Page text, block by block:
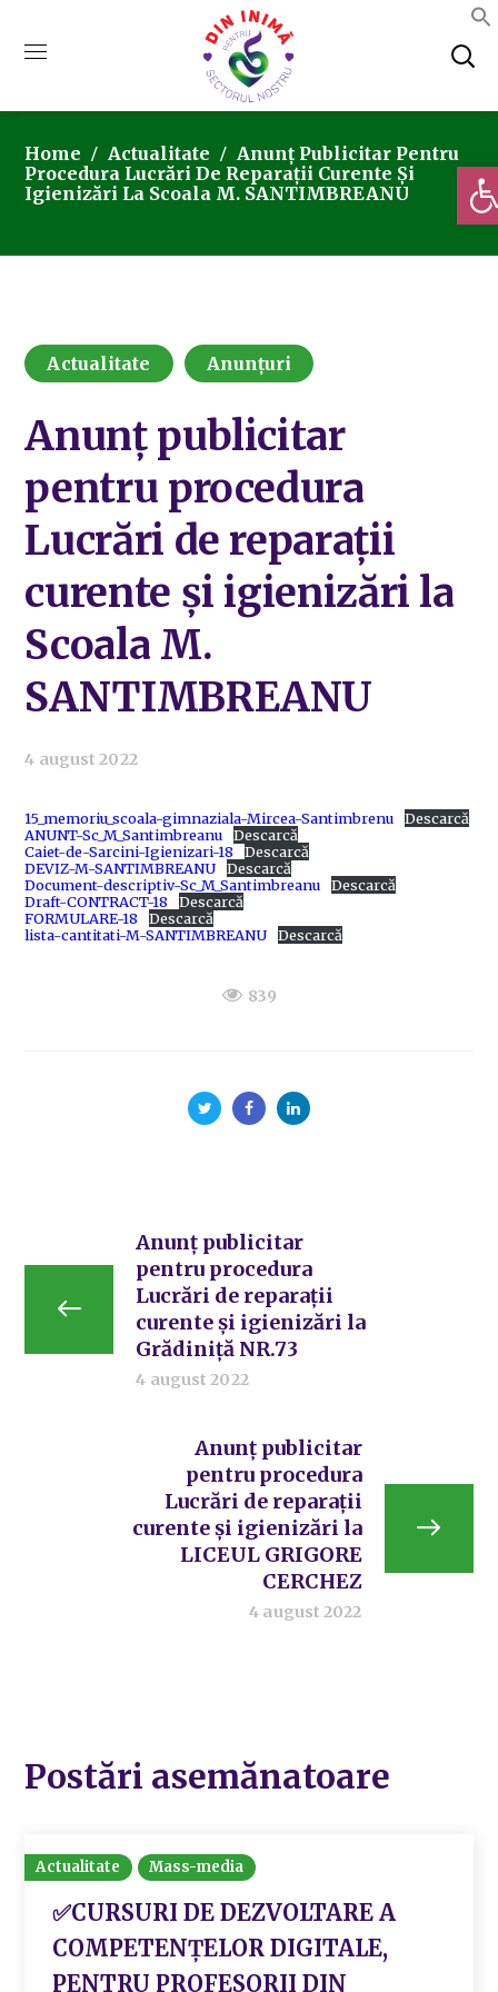
Home Actualitate
Anunț Publicitar Pentru
Procedura Lucrări De Reparații Curente Și
Igienizări La Scoala M. SANTIMBREANU
Actualitate Anunțuri
Anunț publicitar
pentru procedura
Lucrări de reparații
curente și igienizări la
Scoala M.
SANTIMBREANU
4 august 2022
15_memoriu_scoala-gimnaziala-Mircea-Santimbrenu
Descarcă
ANUNT-Sc_M_Santimbreanu
Descarcă
Caiet-de-Sarcini-Igienizari-18
Descarcă
DEVIZ-M-SANTIMBREANU
Descarcă
Document-descriptiv-Sc_M_Santimbreanu
Descarcă
Draft-CONTRACT-18
Descarcă
FORMULARE-18
Descarcă
lista-cantitati-M-SANTIMBREANU
Descarcă
839
Anunț publicitar
pentru procedura
Lucrări de reparații
curente și igienizări la
Grădiniță NR.73
4 august 2022
Anunț publicitar
pentru procedura
Lucrări de reparații
curente și igienizări la
LICEUL GRIGORE
CERCHEZ
4 august 2022
Postări asemănatoare
Actualitate Mass-media
✅CURSURI DE DEZVOLTARE A
COMPETENȚELOR DIGITALE,
PENTRU PROFESORII DIN